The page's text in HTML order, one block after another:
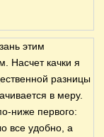
этим
Насчет качки я
разницы
в меру.
ниже первого:
все удобно, а